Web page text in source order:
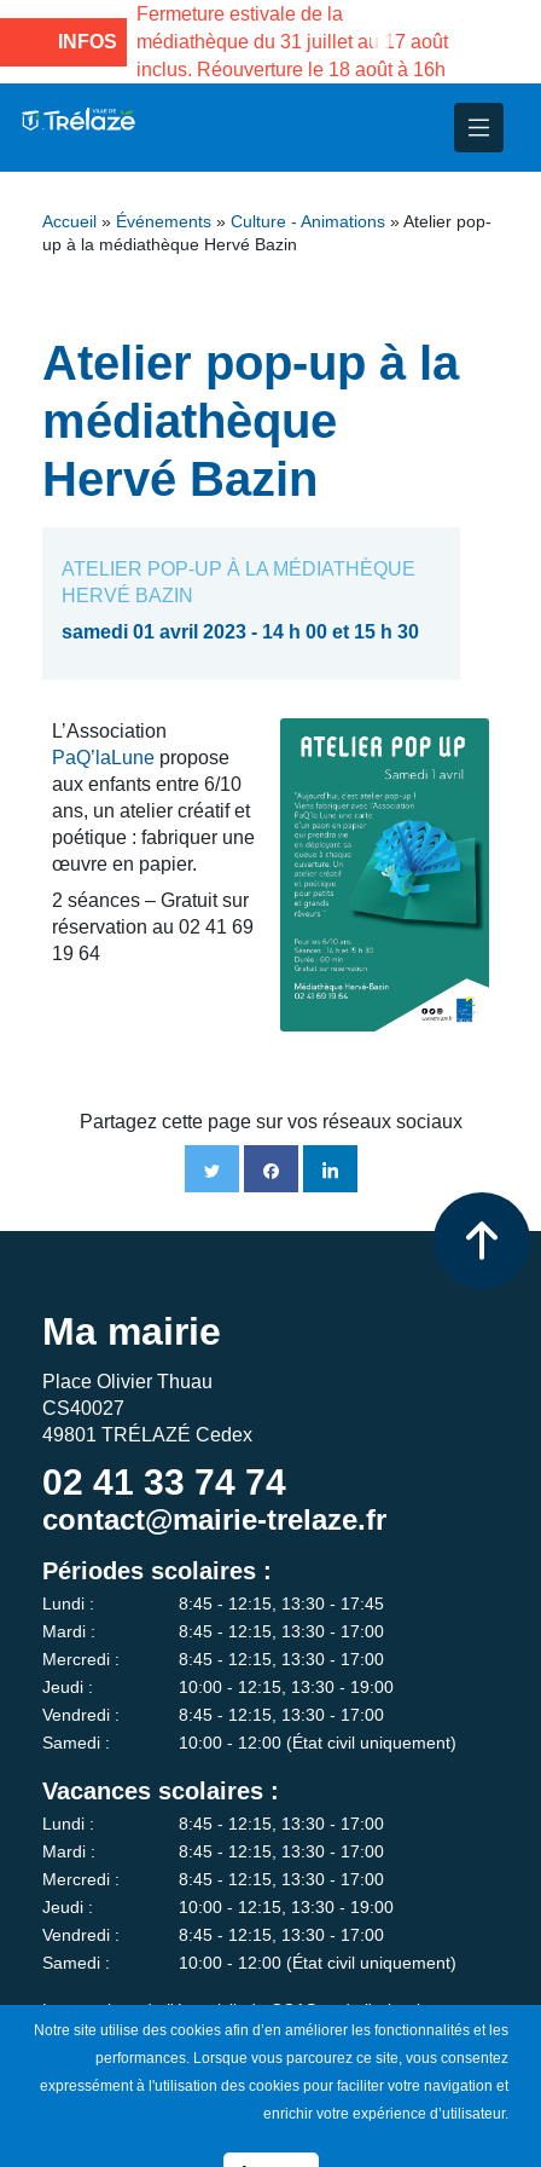
INFOS
la Maison des
de Gama du
Fermeture estivale de la
médiathèque du 31 juillet au 17 août
inclus. Réouverture le 18 août à 16h
Projets
– Jumelage
Accueil » Événements » Culture - Animations » Atelier pop-
up à la médiathèque Hervé Bazin
Atelier pop-up à la
médiathèque
Hervé Bazin
ATELIER POP-UP À LA MÉDIATHÈQUE
HERVÉ BAZIN
samedi 01 avril 2023 - 14 h 00 et 15 h 30
L’Association
PaQ’laLune propose
aux enfants entre 6/10
ans, un atelier créatif et
poétique : fabriquer une
œuvre en papier.
2 séances – Gratuit sur
réservation au 02 41 69
19 64
Partagez cette page sur vos réseaux sociaux
Ma mairie
Place Olivier Thuau
CS40027
49801 TRÉLAZÉ Cedex
02 41 33 74 74
contact@mairie-trelaze.fr
Périodes scolaires :
Lundi :
8:45 - 12:15, 13:30 - 17:45
Mardi :
8:45 - 12:15, 13:30 - 17:00
Mercredi :
8:45 - 12:15, 13:30 - 17:00
Jeudi :
10:00 - 12:15, 13:30 - 19:00
Vendredi :
8:45 - 12:15, 13:30 - 17:00
Samedi :
10:00 - 12:00 (État civil uniquement)
Vacances scolaires :
Lundi :
8:45 - 12:15, 13:30 - 17:00
Mardi :
8:45 - 12:15, 13:30 - 17:00
Mercredi :
8:45 - 12:15, 13:30 - 17:00
Jeudi :
10:00 - 12:15, 13:30 - 19:00
Vendredi :
8:45 - 12:15, 13:30 - 17:00
Samedi :
10:00 - 12:00 (État civil uniquement)
Les services de l'état-civil, du CCAS et de l'urbanisme sont
fermés au public le lundi matin.
Je m'abonne à la newsletter
Notre site utilise des cookies afin d’en améliorer les fonctionnalités et les
performances. Lorsque vous parcourez ce site, vous consentez
expressément à l'utilisation des cookies pour faciliter votre navigation et
enrichir votre expérience d’utilisateur.